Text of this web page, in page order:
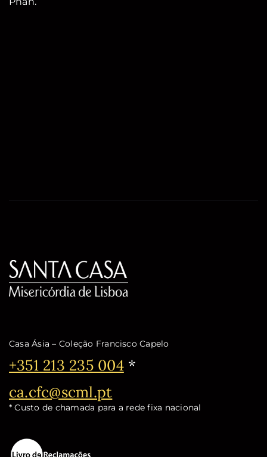
Casa Ásia – Coleção Francisco Capelo
Telefone:
+351 213 235 004*
Email:
ca.cfc@scml.pt
* Custo de chamada para a rede fixa nacional